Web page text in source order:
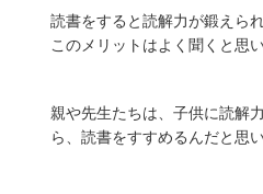
読書をすると読解力が鍛えられ
このメリットはよく聞くと思い
親や先生たちは、子供に読解
ら、読書をすすめるんだと思い